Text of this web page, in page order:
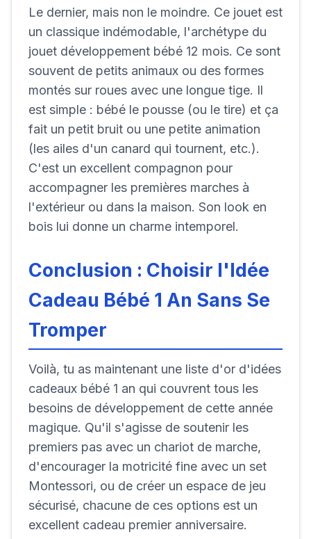
Le dernier, mais non le moindre. Ce jouet est
un classique indémodable, l'archétype du
jouet développement bébé 12 mois. Ce sont
souvent de petits animaux ou des formes
montés sur roues avec une longue tige. Il
est simple : bébé le pousse (ou le tire) et ça
fait un petit bruit ou une petite animation
(les ailes d'un canard qui tournent, etc.).
C'est un excellent compagnon pour
accompagner les premières marches à
l'extérieur ou dans la maison. Son look en
bois lui donne un charme intemporel.
Conclusion : Choisir l'Idée
Cadeau Bébé 1 An Sans Se
Tromper
Voilà, tu as maintenant une liste d'or d'idées
cadeaux bébé 1 an qui couvrent tous les
besoins de développement de cette année
magique. Qu'il s'agisse de soutenir les
premiers pas avec un chariot de marche,
d'encourager la motricité fine avec un set
Montessori, ou de créer un espace de jeu
sécurisé, chacune de ces options est un
excellent cadeau premier anniversaire.